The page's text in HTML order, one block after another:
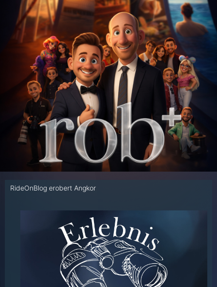
RideOnBlog erobert Angkor